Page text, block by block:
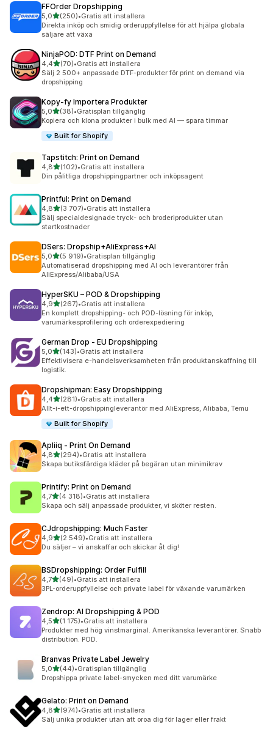
FFOrder Dropshipping
5,0av 5 stjärnor
(250)
250 recensioner totalt
•Gratis att installera
Direkta inköp och smidig orderuppfyllelse för att hjälpa globala
säljare att växa
NinjaPOD: DTF Print on Demand
4,4av 5 stjärnor
(70)
70 recensioner totalt
•Gratis att installera
Sälj 2 500+ anpassade DTF-produkter för print on demand via
dropshipping
Kopy‑fy Importera Produkter
5,0av 5 stjärnor
(38)
38 recensioner totalt
•Gratisplan tillgänglig
Kopiera och klona produkter i bulk med AI — spara timmar
Built for Shopify
Tapstitch: Print on Demand
4,8av 5 stjärnor
(102)
102 recensioner totalt
•Gratis att installera
Din pålitliga dropshippingpartner och inköpsagent
Printful: Print on Demand
4,8av 5 stjärnor
(3 707)
3707 recensioner totalt
•Gratis att installera
Sälj specialdesignade tryck- och broderiprodukter utan
startkostnader
DSers: Dropship+AliExpress+AI
5,0av 5 stjärnor
(5 919)
5919 recensioner totalt
•Gratisplan tillgänglig
Automatiserad dropshipping med AI och leverantörer från
AliExpress/Alibaba/USA
HyperSKU – POD & Dropshipping
4,9av 5 stjärnor
(267)
267 recensioner totalt
•Gratis att installera
En komplett dropshipping- och POD-lösning för inköp,
varumärkesprofilering och orderexpediering
German Drop ‑ EU Dropshipping
5,0av 5 stjärnor
(143)
143 recensioner totalt
•Gratis att installera
Effektivisera e-handelsverksamheten från produktanskaffning till
logistik.
Dropshipman: Easy Dropshipping
4,4av 5 stjärnor
(281)
281 recensioner totalt
•Gratis att installera
Allt-i-ett-dropshippingleverantör med AliExpress, Alibaba, Temu
Built for Shopify
Apliiq ‑ Print On Demand
4,8av 5 stjärnor
(294)
294 recensioner totalt
•Gratis att installera
Skapa butiksfärdiga kläder på begäran utan minimikrav
Printify: Print on Demand
4,7av 5 stjärnor
(4 318)
4318 recensioner totalt
•Gratis att installera
Skapa och sälj anpassade produkter, vi sköter resten.
CJdropshipping: Much Faster
4,9av 5 stjärnor
(2 549)
2549 recensioner totalt
•Gratis att installera
Du säljer – vi anskaffar och skickar åt dig!
BSDropshipping: Order Fulfill
4,7av 5 stjärnor
(49)
49 recensioner totalt
•Gratis att installera
3PL-orderuppfyllelse och private label för växande varumärken
Zendrop: AI Dropshipping & POD
4,5av 5 stjärnor
(1 175)
1175 recensioner totalt
•Gratis att installera
Produkter med hög vinstmarginal. Amerikanska leverantörer. Snabb
distribution. POD.
Branvas Private Label Jewelry
5,0av 5 stjärnor
(44)
44 recensioner totalt
•Gratisplan tillgänglig
Dropshippa private label-smycken med ditt varumärke
Gelato: Print on Demand
4,8av 5 stjärnor
(974)
974 recensioner totalt
•Gratis att installera
Sälj unika produkter utan att oroa dig för lager eller frakt